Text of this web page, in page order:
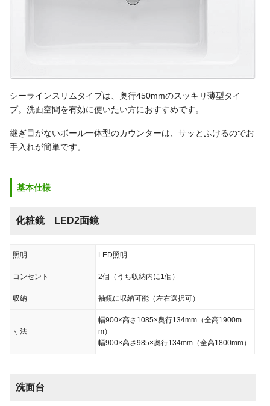
シーラインスリムタイプは、奥行450mmのスッキリ薄型タイ
プ。洗面空間を有効に使いたい方におすすめです。
継ぎ目がないボール一体型のカウンターは、サッとふけるのでお
手入れが簡単です。
基本仕様
化粧鏡 LED2面鏡
照明 LED照明
コンセント 2個（うち収納内に1個）
収納 袖鏡に収納可能（左右選択可）
寸法
幅900×高さ1085×奥行134mm（全高1900m
m）
幅900×高さ985×奥行134mm（全高1800mm）
洗面台